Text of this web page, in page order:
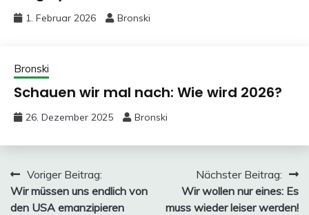
1. Februar 2026 Bronski
Bronski
Schauen wir mal nach: Wie wird 2026?
26. Dezember 2025 Bronski
Beitragsnavigation
Voriger Beitrag:
Wir müssen uns endlich von
den USA emanzipieren
Nächster Beitrag:
Wir wollen nur eines: Es
muss wieder leiser werden!